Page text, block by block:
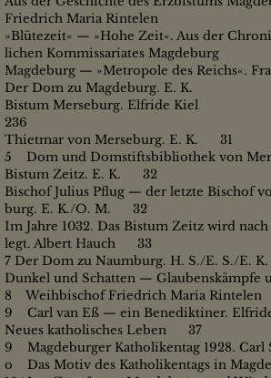
Friedrich Maria Rintelen
»Blütezeit« — »Hohe Zeit«. Aus der
lichen Kommissariates Magdeburg
Magdeburg — »Metropole des Reichs«.
Der Dom zu Magdeburg. E. K.
Bistum Merseburg. Elfride Kiel
236
Thietmar von Merseburg. E. K. 31
5 Dom und Domstiftsbibliothek von
Bistum Zeitz. E. K. 32
Bischof Julius Pflug — der letzte Bischof
burg. E. K./O. M. 32
Im Jahre 1032. Das Bistum Zeitz wird
legt. Albert Hauch 33
7 Der Dom zu Naumburg. H. S./E. S./E.
Dunkel und Schatten — Glaubenskämpfe
8 Weihbischof Friedrich Maria
9 Carl van Eß — ein Benediktiner.
Neues katholisches Leben 37
9 Magdeburger Katholikentag 1928.
o Das Motiv des Katholikentags in